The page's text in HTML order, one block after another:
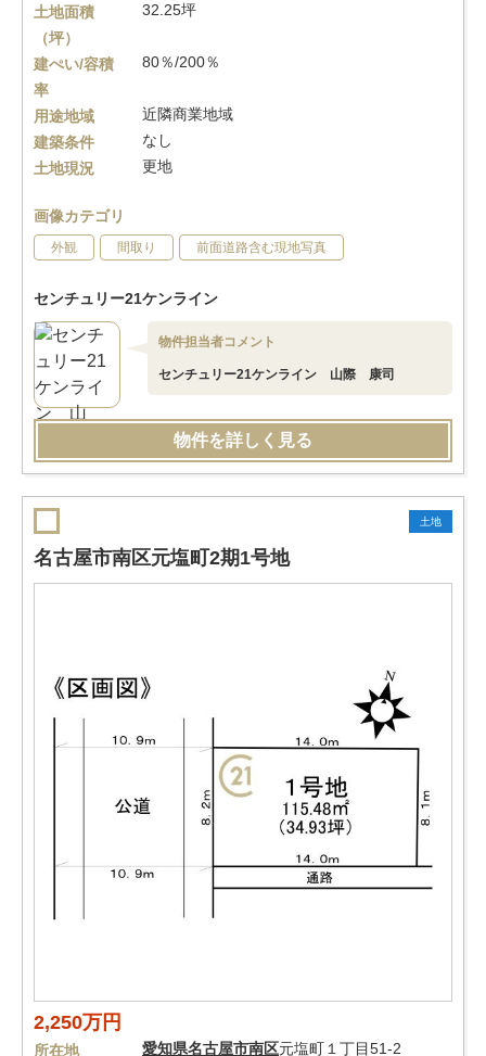
土地面積
（坪）
32.25坪
建ぺい/容積
率
80％/200％
用途地域
近隣商業地域
建築条件
なし
土地現況
更地
画像カテゴリ
外観 間取り 前面道路含む現地写真
センチュリー21ケンライン
物件担当者コメント
センチュリー21ケンライン 山際 康司
物件を詳しく見る
土地
名古屋市南区元塩町2期1号地
2,250万円
所在地 愛知県名古屋市南区元塩町１丁目51-2